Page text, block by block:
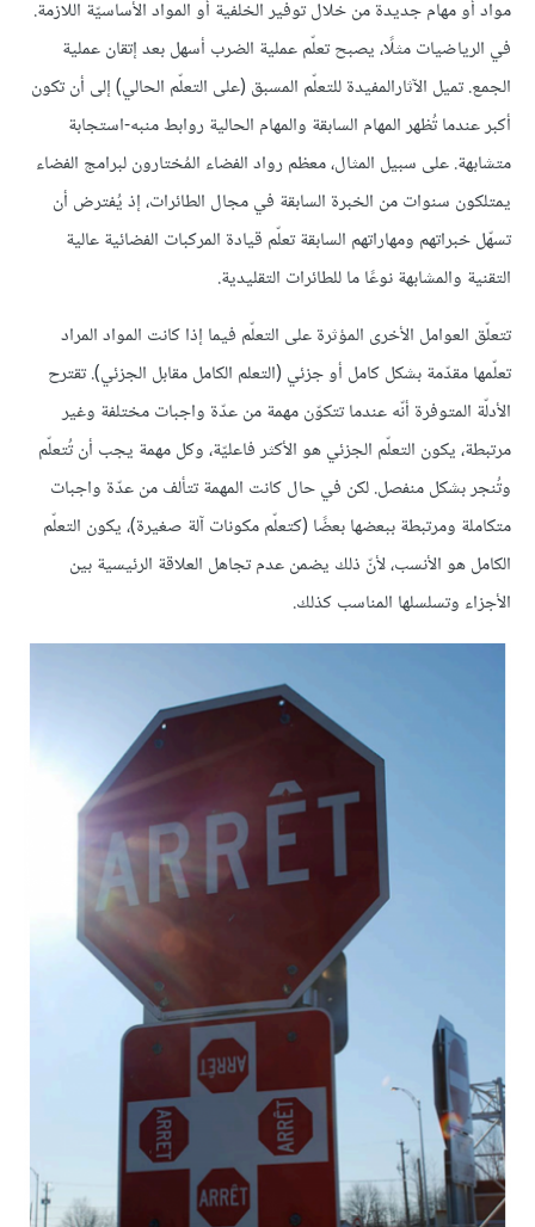
مواد أو مهام جديدة من خلال توفير الخلفية أو المواد الأساسيّة اللازمة.
في الرياضيات مثلًا، يصبح تعلّم عملية الضرب أسهل بعد إتقان عملية
الجمع. تميل الآثارالمفيدة للتعلّم المسبق (على التعلّم الحالي) إلى أن تكون
أكبر عندما تُظهر المهام السابقة والمهام الحالية روابط منبه-استجابة
متشابهة. على سبيل المثال، معظم رواد الفضاء المُختارون لبرامج الفضاء
يمتلكون سنوات من الخبرة السابقة في مجال الطائرات، إذ يُفترض أن
تسهّل خبراتهم ومهاراتهم السابقة تعلّم قيادة المركبات الفضائية عالية
التقنية والمشابهة نوعًا ما للطائرات التقليدية.
تتعلّق العوامل الأخرى المؤثرة على التعلّم فيما إذا كانت المواد المراد
تعلّمها مقدّمة بشكل كامل أو جزئي (التعلم الكامل مقابل الجزئي). تقترح
الأدلّة المتوفرة أنّه عندما تتكوّن مهمة من عدّة واجبات مختلفة وغير
مرتبطة، يكون التعلّم الجزئي هو الأكثر فاعليّة، وكل مهمة يجب أن تُتعلّم
وتُنجر بشكل منفصل. لكن في حال كانت المهمة تتألف من عدّة واجبات
متكاملة ومرتبطة ببعضها بعضًا (كتعلّم مكونات آلة صغيرة)، يكون التعلّم
الكامل هو الأنسب، لأنّ ذلك يضمن عدم تجاهل العلاقة الرئيسية بين
الأجزاء وتسلسلها المناسب كذلك.